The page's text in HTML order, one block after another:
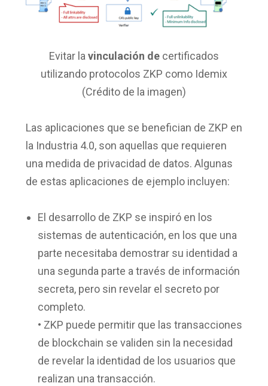
Evitar la vinculación decertificados
utilizando protocolos ZKP como Idemix
(Crédito de la imagen)
Las aplicaciones que se benefician de ZKP en
la Industria 4.0, son aquellas que requieren
una medida de privacidad de datos. Algunas
de estas aplicaciones de ejemplo incluyen:
El desarrollo de ZKP se inspiró en los
sistemas de autenticación, en los que una
parte necesitaba demostrar su identidad a
una segunda parte a través de información
secreta, pero sin revelar el secreto por
completo.
• ZKP puede permitir que las transacciones
de blockchain se validen sin la necesidad
de revelar la identidad de los usuarios que
realizan una transacción.